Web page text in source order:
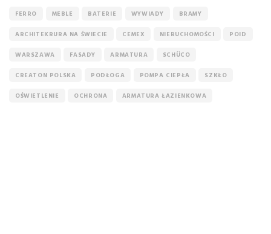
FERRO MEBLE BATERIE WYWIADY BRAMY
ARCHITEKRURA NA ŚWIECIE CEMEX NIERUCHOMOŚCI POID
WARSZAWA FASADY ARMATURA SCHÜCO
CREATON POLSKA PODŁOGA POMPA CIEPŁA SZKŁO
OŚWIETLENIE OCHRONA ARMATURA ŁAZIENKOWA